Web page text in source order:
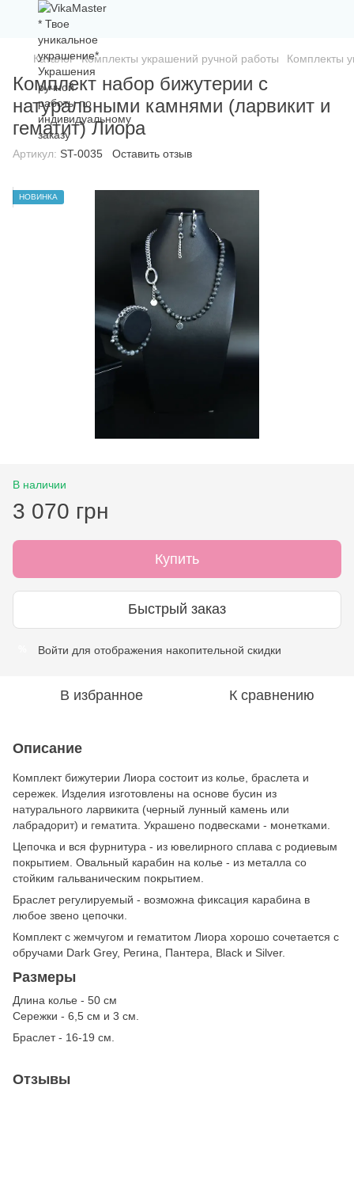
Каталог Комплекты украшений ручной работы Комплекты
Комплект набор бижутерии с
натуральными камнями (ларвикит и
гематит) Лиора
Артикул: ST-0035 Оставить отзыв
НОВИНКА
В наличии
3 070 грн
Купить
Быстрый заказ
Войти для отображения накопительной скидки
В избранное К сравнению
Описание
Комплект бижутерии Лиора состоит из колье, браслета и
сережек. Изделия изготовлены на основе бусин из
натурального ларвикита (черный лунный камень или
лабрадорит) и гематита. Украшено подвесками - монетками.
Цепочка и вся фурнитура - из ювелирного сплава с родиевым
покрытием. Овальный карабин на колье - из металла со
стойким гальваническим покрытием.
Браслет регулируемый - возможна фиксация карабина в
любое звено цепочки.
Комплект с жемчугом и гематитом Лиора хорошо сочетается с
обручами Dark Grey, Регина, Пантера, Black и Silver.
Размеры
Длина колье - 50 см
Сережки - 6,5 см и 3 см.
Браслет - 16-19 см.
Отзывы